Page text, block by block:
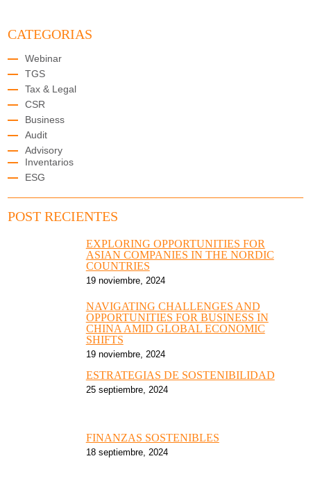
CATEGORIAS
Webinar
TGS
Tax & Legal
CSR
Business
Audit
Advisory
Inventarios
ESG
POST RECIENTES
EXPLORING OPPORTUNITIES FOR
ASIAN COMPANIES IN THE NORDIC
COUNTRIES
19 noviembre, 2024
NAVIGATING CHALLENGES AND
OPPORTUNITIES FOR BUSINESS IN
CHINA AMID GLOBAL ECONOMIC
SHIFTS
19 noviembre, 2024
ESTRATEGIAS DE SOSTENIBILIDAD
25 septiembre, 2024
FINANZAS SOSTENIBLES
18 septiembre, 2024